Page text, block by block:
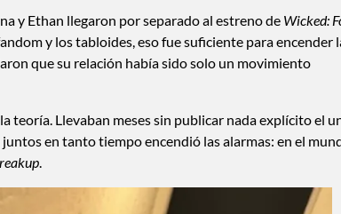
y Ethan llegaron por separado al estreno de Wicked:
y los tabloides, eso fue suficiente para encender
que su relación había sido solo un movimiento
teoría. Llevaban meses sin publicar nada explícito el
en tanto tiempo encendió las alarmas: en el
.